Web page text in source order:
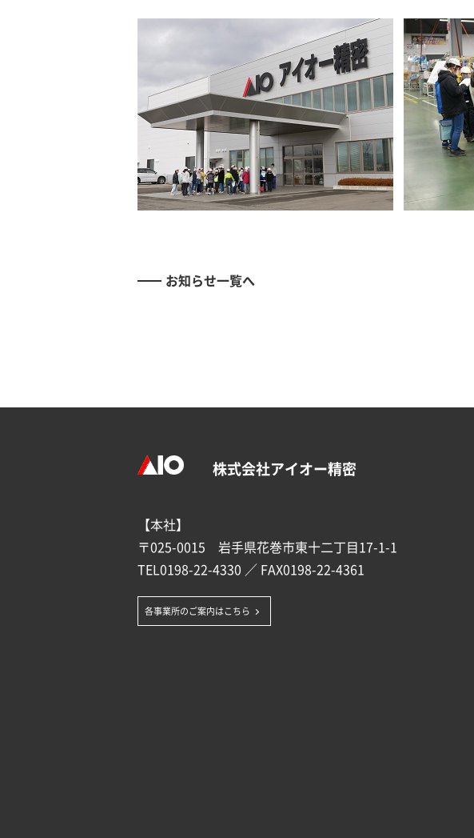
お知らせ一覧へ
株式会社アイオー精密
【本社】
〒025-0015 岩手県花巻市東十二丁目17-1-1
TEL0198-22-4330 ／ FAX0198-22-4361
各事業所のご案内はこちら